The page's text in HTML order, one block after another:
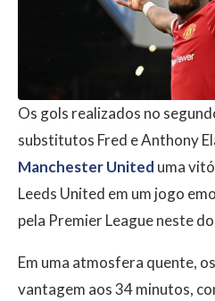
Os gols realizados no
substitutos Fred e Anthony
Manchester United uma
Leeds United em um jogo
pela Premier League neste
Em uma atmosfera quente,
vantagem aos 34 minutos,